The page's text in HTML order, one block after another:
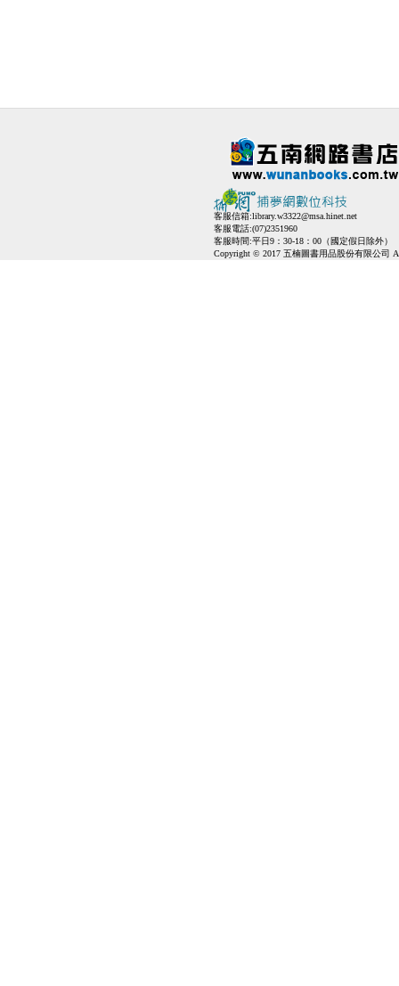
客服信箱:library.w3322@msa.hinet.net
客服電話:(07)2351960
客服時間:平日9：30-18：00（國定假日除外）
Copyright © 2017 五楠圖書用品股份有限公司